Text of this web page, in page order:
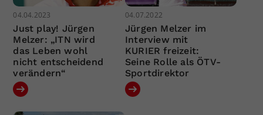
04.04.2023
Just play! Jürgen
Melzer: „ITN wird
das Leben wohl
nicht entscheidend
verändern“
04.07.2022
Jürgen Melzer im
Interview mit
KURIER freizeit:
Seine Rolle als ÖTV-
Sportdirektor